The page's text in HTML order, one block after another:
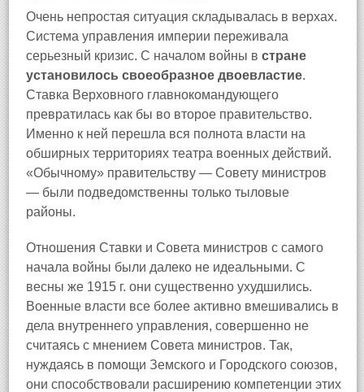
Очень непростая ситуация складывалась в верхах.
Система управления империи переживала
серьезный кризис. С началом войны в стране
установилось своеобразное двоевластие.
Ставка Верховного главнокомандующего
превратилась как бы во второе правительство.
Именно к ней перешла вся полнота власти на
обширных территориях театра военных действий.
«Обычному» правительству — Совету министров
— были подведомственны только тыловые
районы.
Отношения Ставки и Совета министров с самого
начала войны были далеко не идеальными. С
весны же 1915 г. они существенно ухудшились.
Военные власти все более активно вмешивались в
дела внутреннего управления, совершенно не
считаясь с мнением Совета министров. Так,
нуждаясь в помощи Земского и Городского союзов,
они способствовали расширению компетенции этих